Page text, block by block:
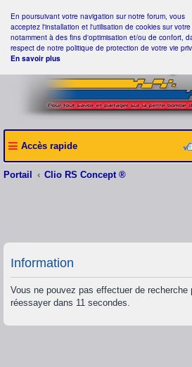
En poursuivant votre navigation sur notre forum, vous
acceptez l'installation et l'utilisation de cookies sur
notamment à des fins d'optimisation et/ou de confort,
respect de notre politique de protection de votre vie
En savoir plus
Accès rapide
Portail Clio RS Concept ®
Information
Vous ne pouvez pas effectuer de recherche
réessayer dans 11 secondes.